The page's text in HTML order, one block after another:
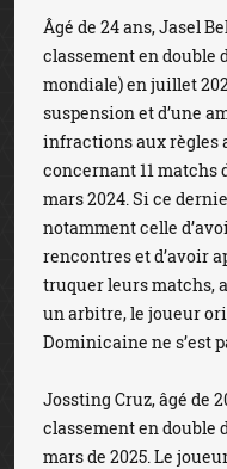
Âgé de 24 ans, Jasel
classement en double
mondiale) en juillet
suspension et d’une
infractions aux
concernant 11 matchs
mars 2024. Si ce
notamment celle
rencontres et d’avoir
truquer leurs matchs,
un arbitre, le joueur
Dominicaine ne s’est
Jossting Cruz, âgé de
classement en double
mars de 2025. Le